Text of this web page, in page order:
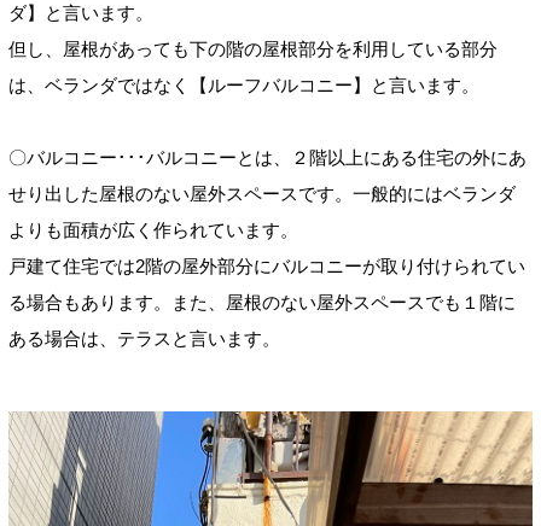
ダ】と言います。
但し、屋根があっても下の階の屋根部分を利用している部分
は、ベランダではなく【ルーフバルコニー】 と言います。
〇バルコニー･･･バルコニーとは、２階以上にある住宅の外にあ
せり出した屋根のない屋外スペースです。一般的にはベランダ
よりも面積が広く作られています。
戸建て住宅では2階の屋外部分にバルコニーが取り付けられてい
る場合もあります。また、屋根のない屋外スペースでも１階に
ある場合は、テラスと言います。